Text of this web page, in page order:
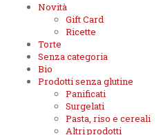
Novità
Gift Card
Ricette
Torte
Senza categoria
Bio
Prodotti senza glutine
Panificati
Surgelati
Pasta, riso e cereali
Altri prodotti